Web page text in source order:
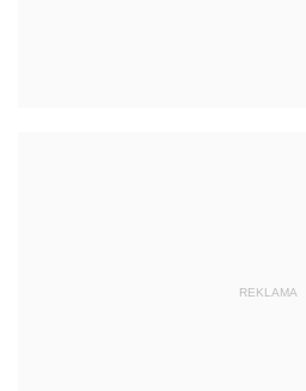
REKLAMA